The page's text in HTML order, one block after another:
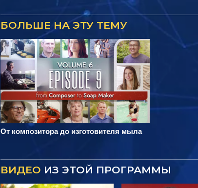
БОЛЬШЕ НА ЭТУ ТЕМУ
От композитора до изготовителя мыла
ВИДЕО ИЗ ЭТОЙ ПРОГРАММЫ